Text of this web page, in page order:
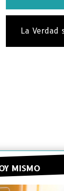
La Verdad
MISMO